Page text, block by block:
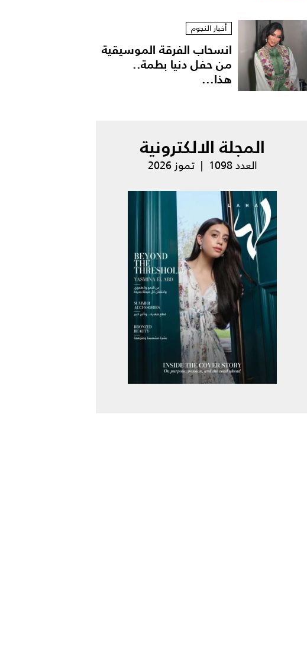
أخبار النجوم
انسحاب الفرقة الموسيقية
من حفل دنيا بطمة..
هذا...
المجلة الالكترونية
العدد 1098 | تموز 2026